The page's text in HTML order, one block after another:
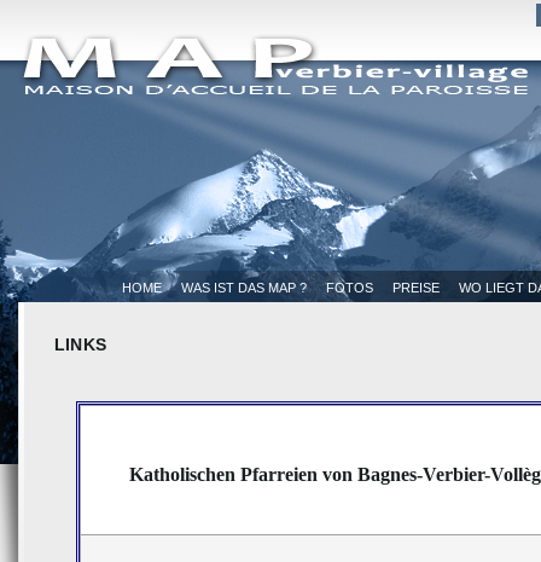
HOME WAS IST DAS MAP ? FOTOS PREISE WO LIEGT
LINKS
Katholischen Pfarreien von Bagnes-Verbier-